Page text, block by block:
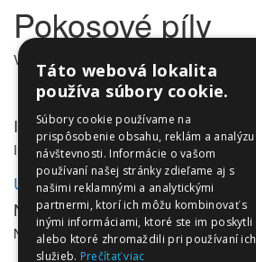
Pokosové píly
V tejto kategórii nie sú žiadne produkty.
Informácie
Informácie
Utleurope.com
NewsLetter
NewsLetter
Táto webová lokalita
používa súbory cookie.
Súbory cookie používame na
prispôsobenie obsahu, reklám a analýzu
návštevnosti. Informácie o vašom
používaní našej stránky zdieľame aj s
našimi reklamnými a analytickými
partnermi, ktorí ich môžu kombinovať s
inými informáciami, ktoré ste im poskytli
alebo ktoré zhromaždili pri používaní ich
služieb. Prečítať viac